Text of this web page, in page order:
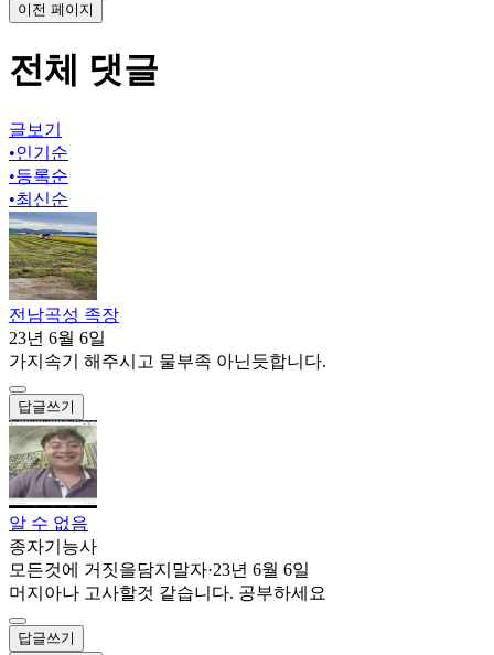
이전 페이지
전체 댓글
글보기
•인기순
•등록순
•최신순
전남곡성 족장
23년 6월 6일
가지속기 해주시고 물부족 아닌듯합니다.
답글쓰기
알 수 없음
종자기능사
모든것에 거짓을담지말자·23년 6월 6일
머지아나 고사할것 같습니다. 공부하세요
답글쓰기